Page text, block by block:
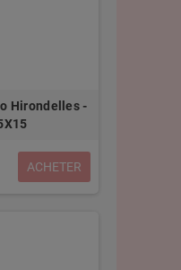
Hirondelles -
ACHETER